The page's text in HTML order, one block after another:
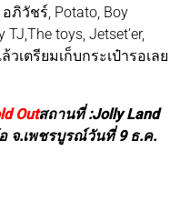
อภิวัชร์, Potato, Boy
toys, Jetset’er,
เตรียมเก็บกระเป๋ารอเลย
Outสถานที่ :Jolly Land
จ.เพชรบูรณ์วันที่ 9 ธ.ค.